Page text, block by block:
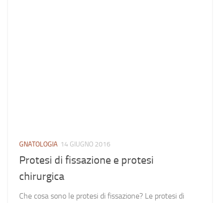
GNATOLOGIA 14 GIUGNO 2016
Protesi di fissazione e protesi
chirurgica
Che cosa sono le protesi di fissazione? Le protesi di